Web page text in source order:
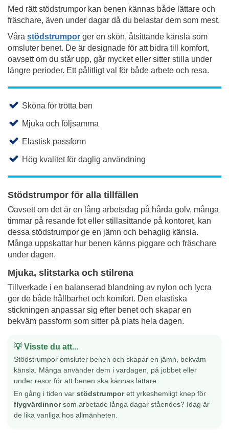
Med rätt stödstrumpor kan benen kännas både lättare och
fräschare, även under dagar då du belastar dem som mest.
Våra stödstrumpor ger en skön, åtsittande känsla som
omsluter benet. De är designade för att bidra till komfort,
oavsett om du står upp, går mycket eller sitter stilla under
längre perioder. Ett pålitligt val för både arbete och resa.
Sköna för trötta ben
Mjuka och följsamma
Elastisk passform
Hög kvalitet för daglig användning
Stödstrumpor för alla tillfällen
Oavsett om det är en lång arbetsdag på hårda golv, många
timmar på resande fot eller stillasittande på kontoret, kan
dessa stödstrumpor ge en jämn och behaglig känsla.
Många uppskattar hur benen känns piggare och fräschare
under dagen.
Mjuka, slitstarka och stilrena
Tillverkade i en balanserad blandning av nylon och lycra
ger de både hållbarhet och komfort. Den elastiska
stickningen anpassar sig efter benet och skapar en
bekväm passform som sitter på plats hela dagen.
Visste du att...
Stödstrumpor omsluter benen och skapar en jämn, bekväm
känsla. Många använder dem i vardagen, på jobbet eller
under resor för att benen ska kännas lättare.
En gång i tiden var stödstrumporett yrkeshemligt knep för
flygvärdinnorsom arbetade långa dagar ståendes? Idag är
de lika vanliga hos allmänheten.